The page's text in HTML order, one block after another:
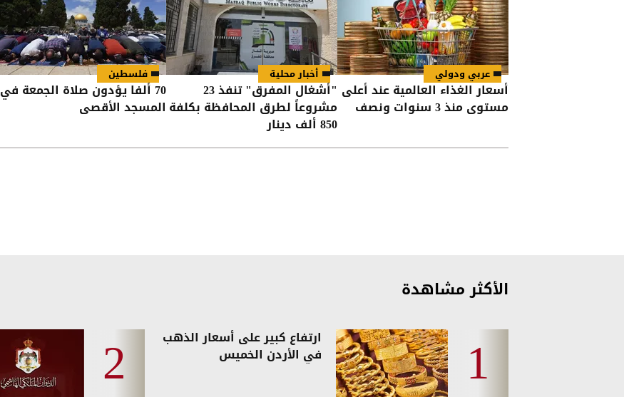
عربي ودولي
أسعار الغذاء العالمية عند أعلى
مستوى منذ 3 سنوات ونصف
أخبار محلية
"أشغال المفرق" تنفذ 23
مشروعاً لطرق المحافظة بكلفة
850 ألف دينار
فلسطين
70 ألفا يؤدون صلاة الجمعة في
المسجد الأقصى
الأكثر مشاهدة
ارتفاع كبير على أسعار الذهب
في الأردن الخميس